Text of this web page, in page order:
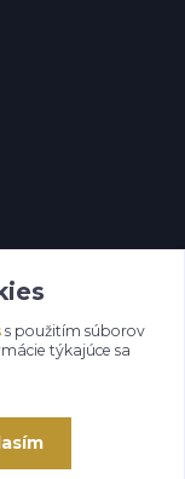
s použitím súborov
týkajúce sa